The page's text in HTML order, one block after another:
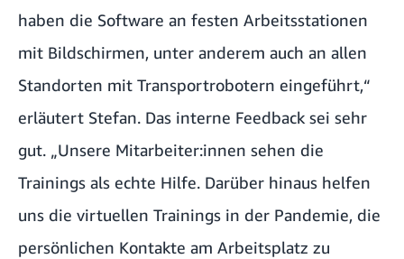
haben die Software an festen Arbeitsstationen
mit Bildschirmen, unter anderem auch an allen
Standorten mit Transportrobotern eingeführt,“
erläutert Stefan. Das interne Feedback sei sehr
gut. „Unsere Mitarbeiter:innen sehen die
Trainings als echte Hilfe. Darüber hinaus helfen
uns die virtuellen Trainings in der Pandemie, die
persönlichen Kontakte am Arbeitsplatz zu